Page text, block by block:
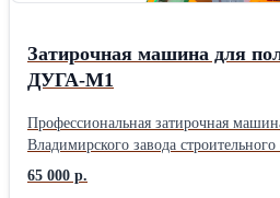
Затирочная машина для
ДУГА-М1
Профессиональная затирочная
Владимирского завода
для полусухой стяжки, вес с диском
регулировка стойки по росту
65 000 р.